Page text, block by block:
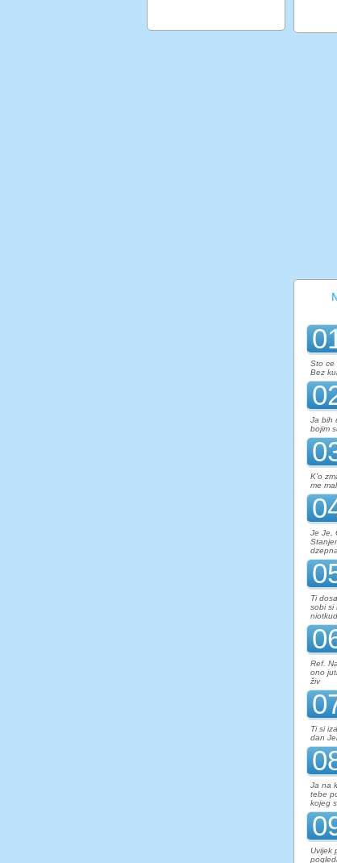
Sto ce
Bez
Ja bih
bojim
K'o
me
Je Je,
Ti
sobi si
Ref.
ono
živ
Ti si
dan
Ja na
tebe
kojeg
Uvijek